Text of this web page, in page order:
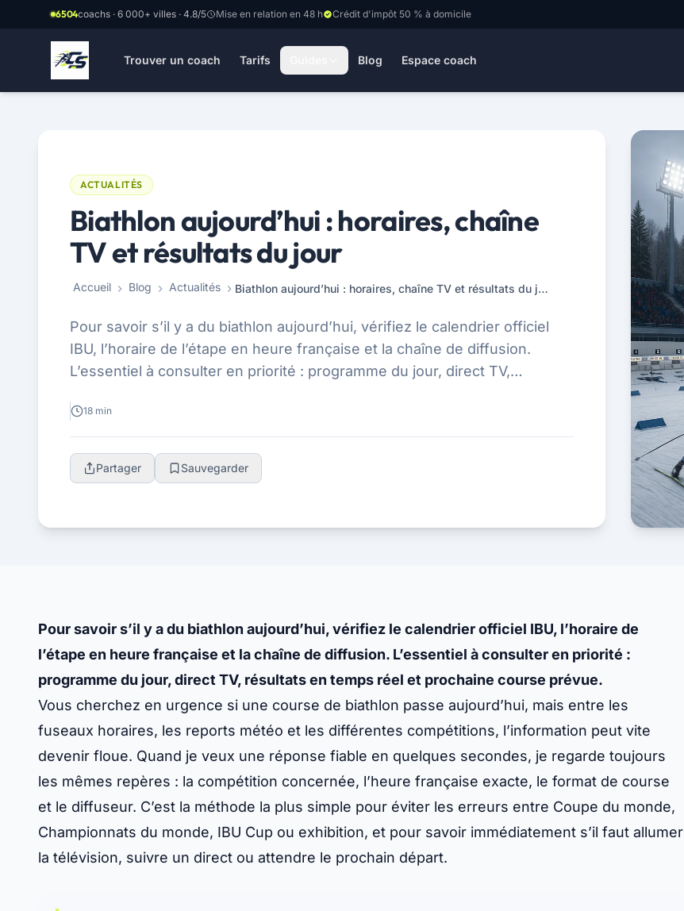
Aller au contenu principal
6504coachs · 6 000+ villes · 4.8/5 Mise en relation en 48 h Crédit d'impôt 50 % à domicile
Trouver un coach Tarifs Blog Espace coach
ACTUALITÉS
Biathlon aujourd’hui : horaires, chaîne
TV et résultats du jour
Accueil Blog Actualités Biathlon aujourd’hui : horaires, chaîne TV et résultats du jour
Pour savoir s’il y a du biathlon aujourd’hui, vérifiez le calendrier officiel
IBU, l’horaire de l’étape en heure française et la chaîne de diffusion.
L’essentiel à consulter en priorité : programme du jour, direct TV,
18 min
Partager Sauvegarder
Pour savoir s’il y a du biathlon aujourd’hui, vérifiez le calendrier officiel IBU, l’horaire de
l’étape en heure française et la chaîne de diffusion. L’essentiel à consulter en priorité :
programme du jour, direct TV, résultats en temps réel et prochaine course prévue.
Vous cherchez en urgence si une course de biathlon passe aujourd’hui, mais entre les
fuseaux horaires, les reports météo et les différentes compétitions, l’information peut vite
devenir floue. Quand je veux une réponse fiable en quelques secondes, je regarde toujours
les mêmes repères : la compétition concernée, l’heure française exacte, le format de course
et le diffuseur. C’est la méthode la plus simple pour éviter les erreurs entre Coupe du monde,
Championnats du monde, IBU Cup ou exhibition, et pour savoir immédiatement s’il faut allumer
la télévision, suivre un direct ou attendre le prochain départ.